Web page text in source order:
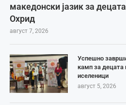
македонски јазик за
Охрид
август 7, 2026
Успешно
камп за децата
иселеници
август 5, 2026